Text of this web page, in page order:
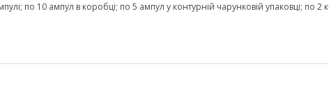
по 10 ампул в коробці; по 5 ампул у контурній чарунковій упаковці; по 2